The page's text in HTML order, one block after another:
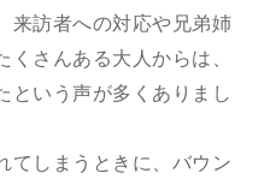
来訪者への対応や兄弟姉
さんある大人からは、
という声が多くありまし
てしまうときに、バウン